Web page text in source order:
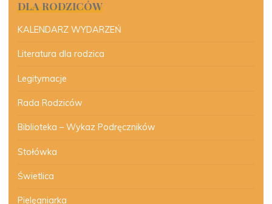
DLA RODZICÓW
KALENDARZ WYDARZEŃ
Literatura dla rodzica
Legitymacje
Rada Rodziców
Biblioteka – Wykaz Podręczników
Stołówka
Świetlica
Pielęgniarka